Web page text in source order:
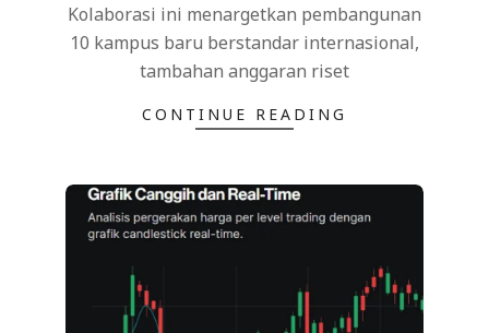
Kolaborasi ini menargetkan pembangunan
10 kampus baru berstandar internasional,
tambahan anggaran riset
CONTINUE READING